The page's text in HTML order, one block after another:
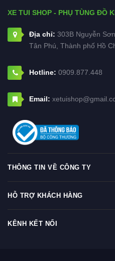
XE TUI SHOP - PHỤ TÙNG ĐỒ
Địa chỉ: 303B Nguyễn
Tân Phú, Thành phố Hồ
Hotline: 0909.877.448
Email:
THÔNG TIN VỀ CÔNG TY
HỖ TRỢ KHÁCH HÀNG
KÊNH KẾT NỐI